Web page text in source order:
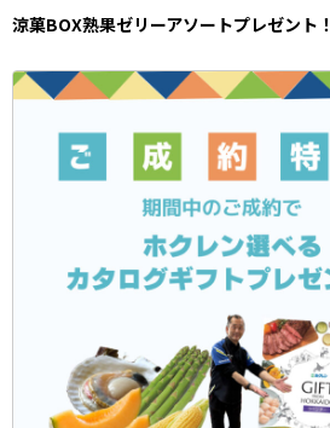
涼菓BOX熟果ゼリーアソートプレゼント！